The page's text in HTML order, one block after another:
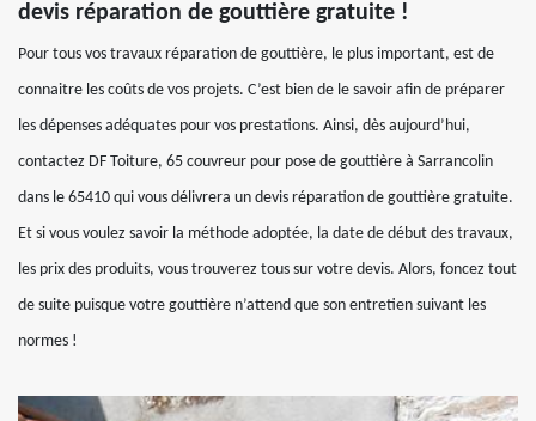
devis réparation de gouttière gratuite !
Pour tous vos travaux réparation de gouttière, le plus important, est de
connaitre les coûts de vos projets. C’est bien de le savoir afin de préparer
les dépenses adéquates pour vos prestations. Ainsi, dès aujourd’hui,
contactez DF Toiture, 65 couvreur pour pose de gouttière à Sarrancolin
dans le 65410 qui vous délivrera un devis réparation de gouttière gratuite.
Et si vous voulez savoir la méthode adoptée, la date de début des travaux,
les prix des produits, vous trouverez tous sur votre devis. Alors, foncez tout
de suite puisque votre gouttière n’attend que son entretien suivant les
normes !